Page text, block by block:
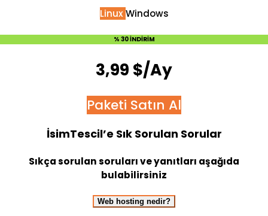
LinuxWindows
% 30 İNDİRİM
3,99 $/Ay
Paketi Satın Al
İsimTescil’e Sık Sorulan Sorular
Sıkça sorulan soruları ve yanıtları aşağıda
bulabilirsiniz
Web hosting nedir?